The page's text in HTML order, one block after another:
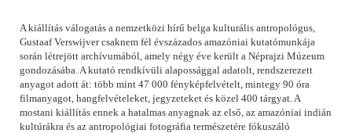
A kiállítás válogatás a nemzetközi hírű belga kulturális antropológus,
Gustaaf Verswijver csaknem fél évszázados amazóniai kutatómunkája
során létrejött archívumából, amely négy éve került a Néprajzi Múzeum
gondozásába. A kutató rendkívüli alapossággal adatolt, rendszerezett
anyagot adott át: több mint 47 000 fényképfelvételt, mintegy 90 óra
filmanyagot, hangfelvételeket, jegyzeteket és közel 400 tárgyat. A
mostani kiállítás ennek a hatalmas anyagnak az első, az amazóniai indián
kultúrákra és az antropológiai fotográfia természetére fókuszáló